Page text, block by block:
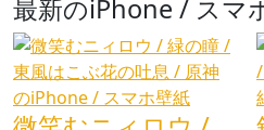
最新のiPhone / スマ